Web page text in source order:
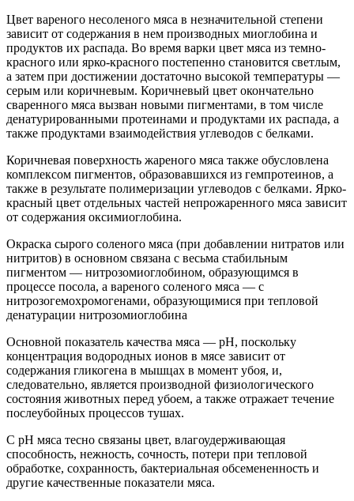
Цвет вареного несоленого мяса в незначительной степени
зависит от содержания в нем производных миоглобина и
продуктов их распада. Во время варки цвет мяса из темно-
красного или ярко-красного постепенно становится светлым,
а затем при достижении достаточно высокой температуры —
серым или коричневым. Коричневый цвет окончательно
сваренного мяса вызван новыми пигментами, в том числе
денатурированными протеинами и продуктами их распада, а
также продуктами взаимодействия углеводов с белками.
Коричневая поверхность жареного мяса также обусловлена
комплексом пигментов, образовавшихся из гемпротеинов, а
также в результате полимеризации углеводов с белками. Ярко-
красный цвет отдельных частей непрожаренного мяса зависит
от содержания оксимиоглобина.
Окраска сырого соленого мяса (при добавлении нитратов или
нитритов) в основном связана с весьма стабильным
пигментом — нитрозомиоглобином, образующимся в
процессе посола, а вареного соленого мяса — с
нитрозогемохромогенами, образующимися при тепловой
денатурации нитрозомиоглобина
Основной показатель качества мяса — рН, поскольку
концентрация водородных ионов в мясе зависит от
содержания гликогена в мышцах в момент убоя, и,
следовательно, является производной физиологического
состояния животных перед убоем, а также отражает течение
послеубойных процессов тушах.
С рН мяса тесно связаны цвет, влагоудерживающая
способность, нежность, сочность, потери при тепловой
обработке, сохранность, бактериальная обсемененность и
другие качественные показатели мяса.